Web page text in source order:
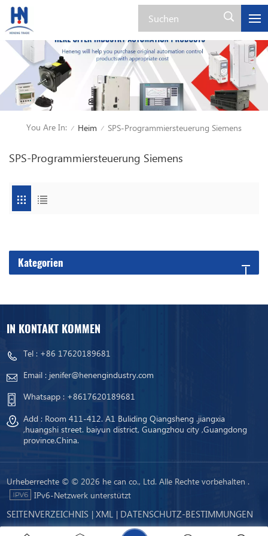
You Are In: / Heim / SPS-Programmiersteuerung Siemens
SPS-Programmiersteuerung Siemens
Kategorien
IN KONTAKT KOMMEN
Tel : +86 17620189681
Email : jenifer@henengindustry.com
Whatsapp : +8617620189681
Add : Room 411-412. A1 Buliding Qiangsheng .jiangxia
,huangshi street. baiyun district, Guangzhou city ,Guangdong
province.China.
Urheberrechte © © 2026 he can co., Ltd. Alle Rechte vorbehalten .
IPv6-Netzwerk unterstützt
SEITENVERZEICHNIS | XML | DATENSCHUTZ-BESTIMMUNGEN